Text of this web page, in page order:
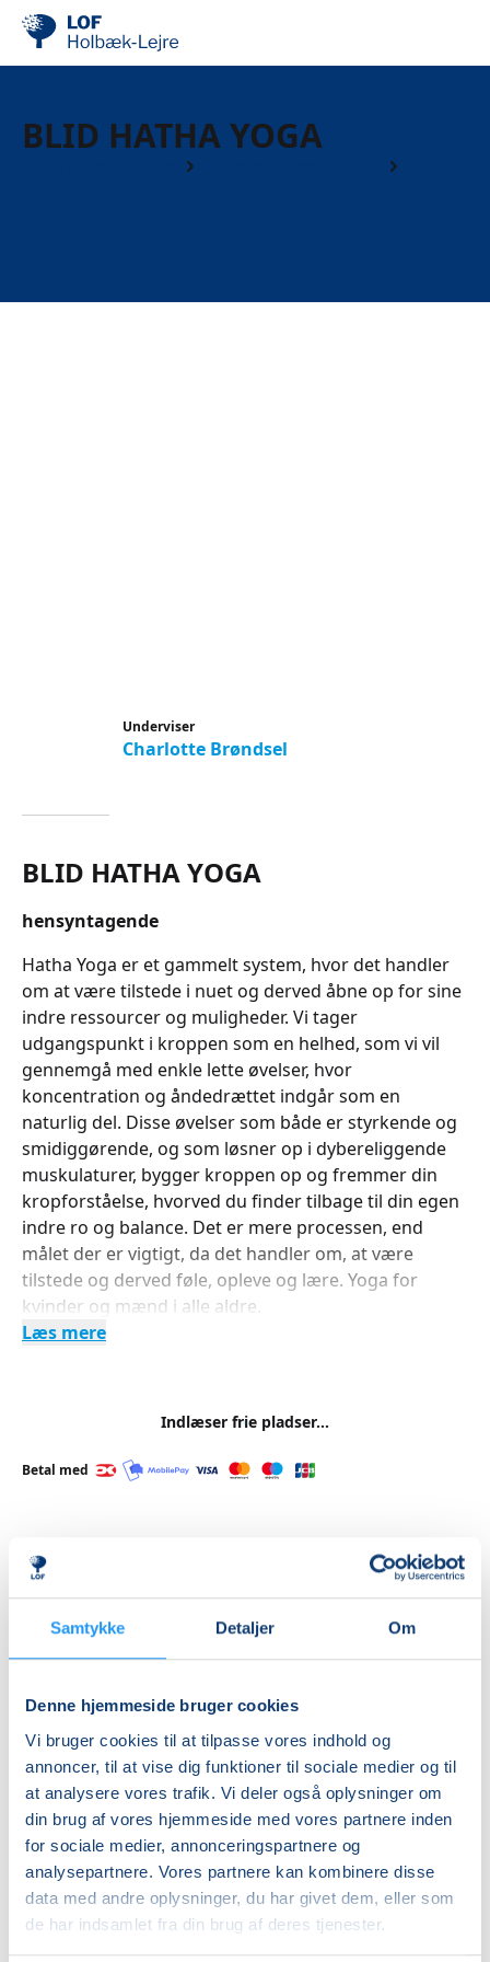
Samtykke Detaljer Om
Denne hjemmeside bruger cookies
Vi bruger cookies til at tilpasse vores indhold og
annoncer, til at vise dig funktioner til sociale medier og til
at analysere vores trafik. Vi deler også oplysninger om
din brug af vores hjemmeside med vores partnere inden
for sociale medier, annonceringspartnere og
analysepartnere. Vores partnere kan kombinere disse
data med andre oplysninger, du har givet dem, eller som
de har indsamlet fra din brug af deres tjenester.
BLID HATHA YOGA
Underviser
Charlotte Brøndsel
BLID HATHA YOGA
hensyntagende
Hatha Yoga er et gammelt system, hvor det handler
om at være tilstede i nuet og derved åbne op for sine
indre ressourcer og muligheder. Vi tager
udgangspunkt i kroppen som en helhed, som vi vil
gennemgå med enkle lette øvelser, hvor
koncentration og åndedrættet indgår som en
naturlig del. Disse øvelser som både er styrkende og
smidiggørende, og som løsner op i dybereliggende
muskulaturer, bygger kroppen op og fremmer din
kropforståelse, hvorved du finder tilbage til din egen
indre ro og balance. Det er mere processen, end
målet der er vigtigt, da det handler om, at være
tilstede og derved føle, opleve og lære. Yoga for
kvinder og mænd i alle aldre.
Læs mere
Indlæser frie pladser...
Betal med
Priser
Hensyntagende
Info
Nummer
462158
Første mødegang
mandag 24.08.2026, kl. 14.00 - 15.30
Sidste mødegang